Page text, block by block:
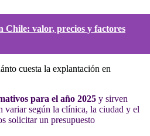
Chile: valor, precios y factores
cuesta la explantación en
para el año 2025 y sirven
variar según la clínica, la ciudad y el
solicitar un presupuesto